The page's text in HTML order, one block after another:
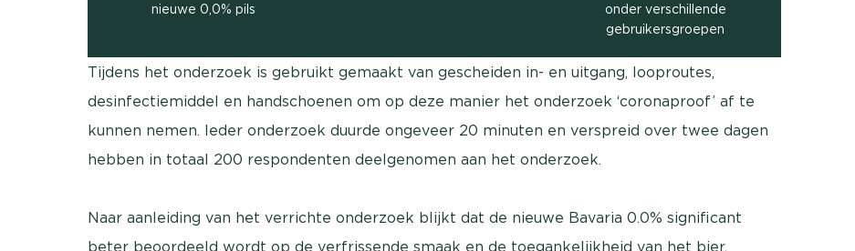
nieuwe 0,0% pils
onder verschillende
gebruikersgroepen
Tijdens het onderzoek is gebruikt gemaakt van gescheiden in- en uitgang, looproutes,
desinfectiemiddel en handschoenen om op deze manier het onderzoek ‘coronaproof’ af te
kunnen nemen. Ieder onderzoek duurde ongeveer 20 minuten en verspreid over twee dagen
hebben in totaal 200 respondenten deelgenomen aan het onderzoek.
Naar aanleiding van het verrichte onderzoek blijkt dat de nieuwe Bavaria 0.0% significant
beter beoordeeld wordt op de verfrissende smaak en de toegankelijkheid van het bier.